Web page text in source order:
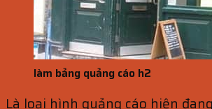
làm bảng quảng cáo h2
Là loại hình quảng cáo hiện